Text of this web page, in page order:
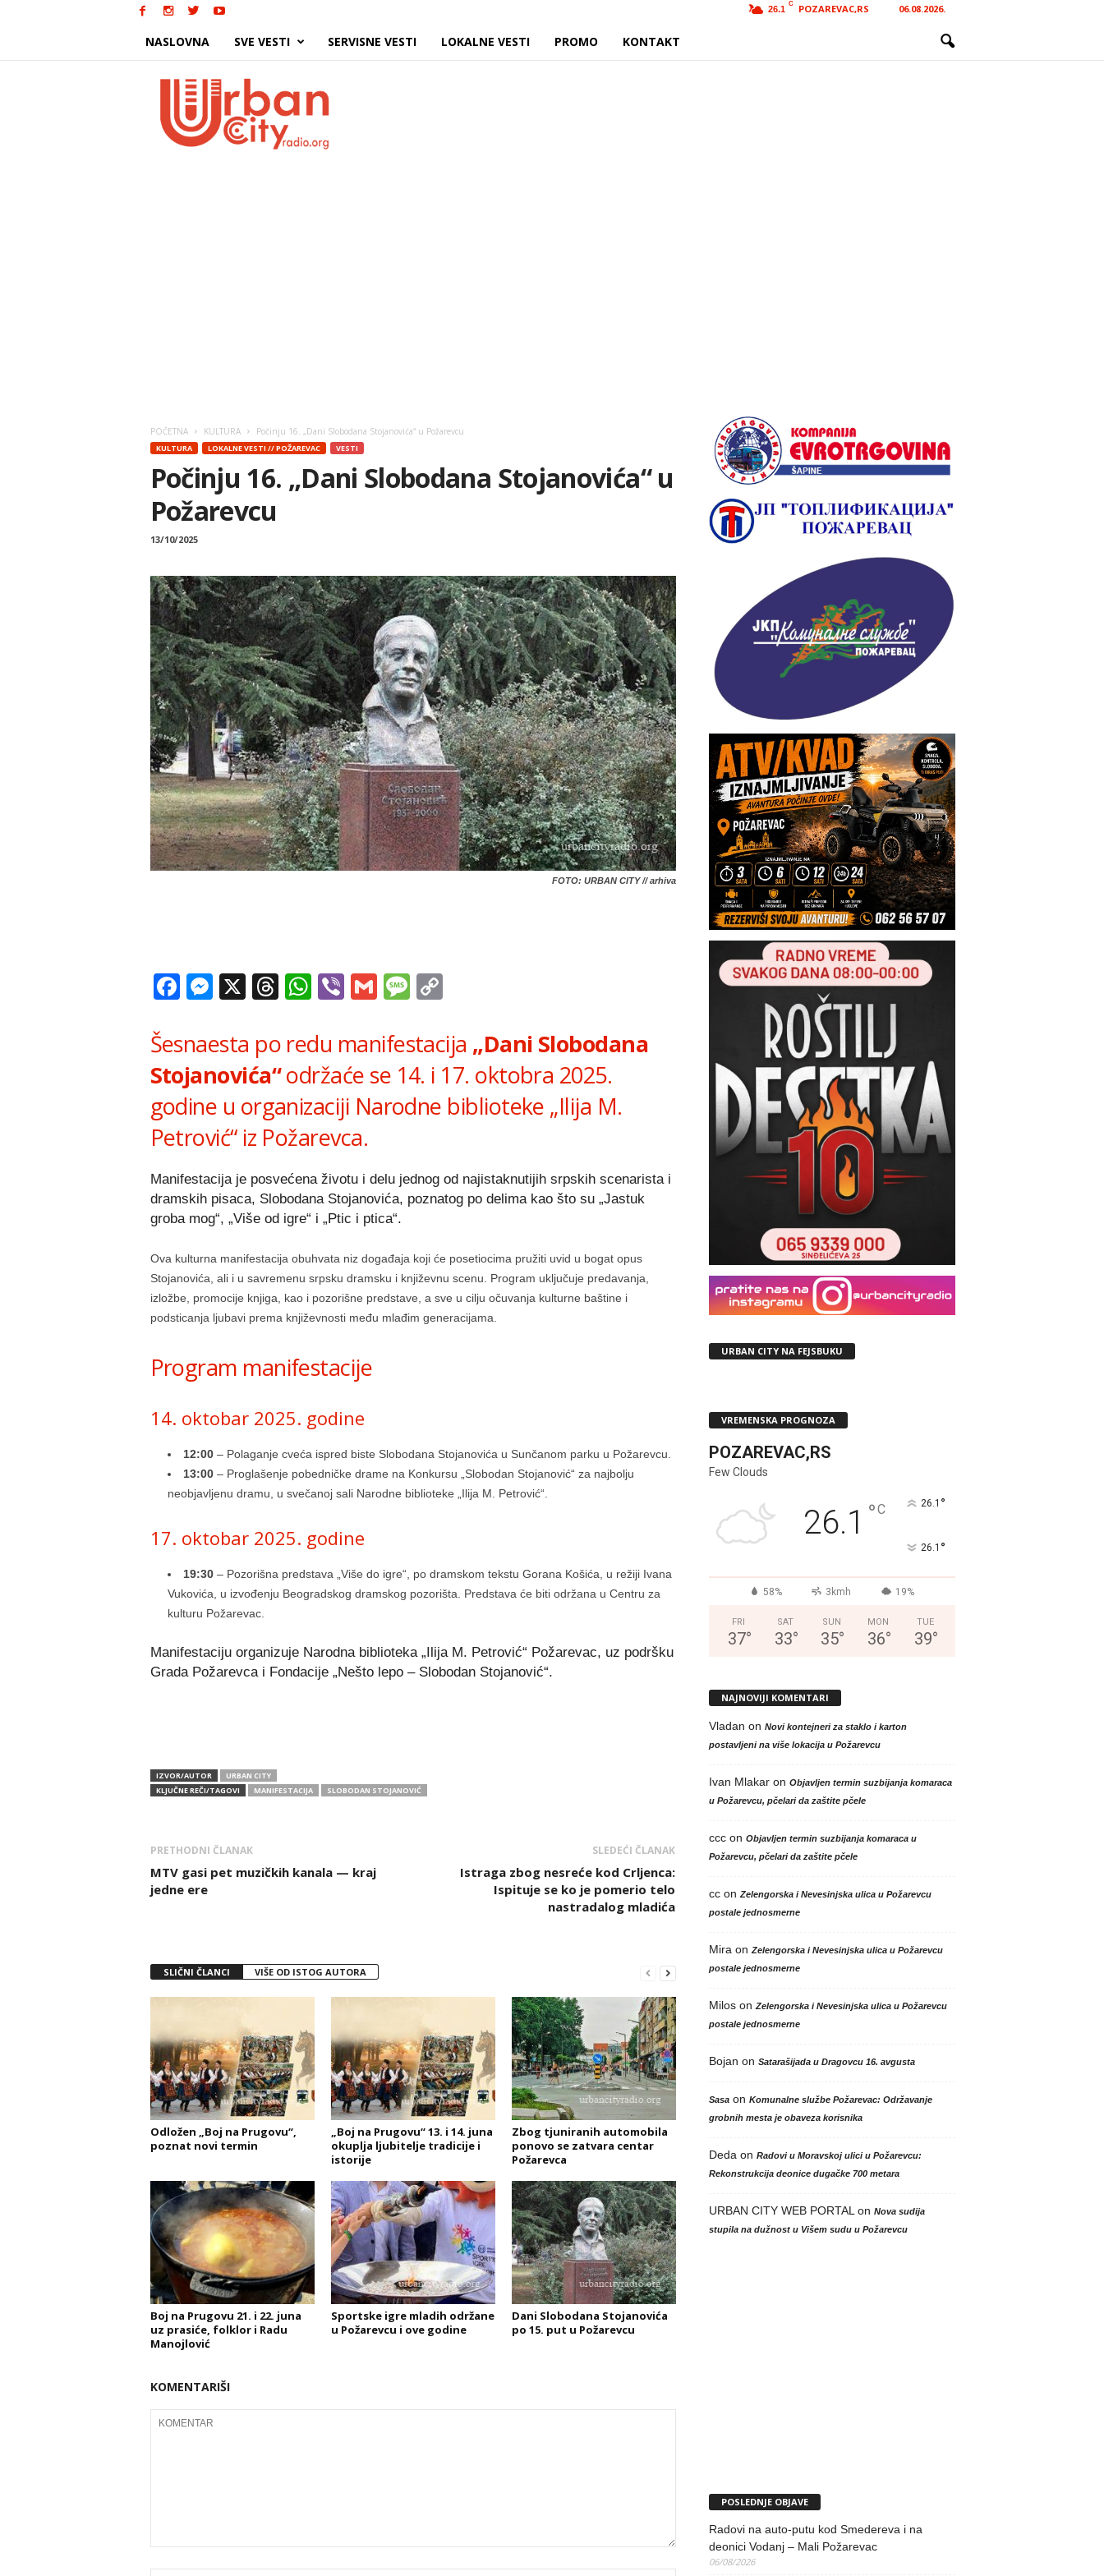
26.1
C POZAREVAC,RS 06.08.2026.
NASLOVNA SVE VESTI SERVISNE VESTI LOKALNE VESTI PROMO KONTAKT
POČETNA KULTURA Počinju 16. „Dani Slobodana Stojanovića“ u Požarevcu
KULTURA LOKALNE VESTI // POŽAREVAC VESTI
Počinju 16. „Dani Slobodana Stojanovića“ u
Požarevcu
13/10/2025
FOTO: URBAN CITY // arhiva
Facebook
Messenger
X Threads
WhatsApp
ViberGmailMessage
Šesnaesta po redu manifestacija „Dani Slobodana
Stojanovića“održaće se 14. i 17. oktobra 2025.
godine u organizaciji Narodne biblioteke „Ilija M.
Petrović“ iz Požarevca.
Manifestacija je posvećena životu i delu jednog od najistaknutijih srpskih scenarista i
dramskih pisaca, Slobodana Stojanovića, poznatog po delima kao što su „Jastuk
groba mog“, „Više od igre“ i „Ptic i ptica“.
Ova kulturna manifestacija obuhvata niz događaja koji će posetiocima pružiti uvid u bogat opus
Stojanovića, ali i u savremenu srpsku dramsku i književnu scenu. Program uključuje predavanja,
izložbe, promocije knjiga, kao i pozorišne predstave, a sve u cilju očuvanja kulturne baštine i
podsticanja ljubavi prema književnosti među mlađim generacijama.
Program manifestacije
14. oktobar 2025. godine
12:00– Polaganje cveća ispred biste Slobodana Stojanovića u Sunčanom parku u Požarevcu.
13:00– Proglašenje pobedničke drame na Konkursu „Slobodan Stojanović“ za najbolju
neobjavljenu dramu, u svečanoj sali Narodne biblioteke „Ilija M. Petrović“.
17. oktobar 2025. godine
19:30– Pozorišna predstava „Više do igre“, po dramskom tekstu Gorana Košića, u režiji Ivana
Vukovića, u izvođenju Beogradskog dramskog pozorišta. Predstava će biti održana u Centru za
kulturu Požarevac.
Manifestaciju organizuje Narodna biblioteka „Ilija M. Petrović“ Požarevac, uz podršku
Grada Požarevca i Fondacije „Nešto lepo – Slobodan Stojanović“.
IZVOR/AUTOR
URBAN CITY
KLJUČNE REČI/TAGOVI
MANIFESTACIJA SLOBODAN STOJANOVIĆ
PRETHODNI ČLANAK
MTV gasi pet muzičkih kanala — kraj
jedne ere
SLEDEĆI ČLANAK
Istraga zbog nesreće kod Crljenca:
Ispituje se ko je pomerio telo
nastradalog mladića
SLIČNI ČLANCI VIŠE OD ISTOG AUTORA
Odložen „Boj na Prugovu“,
poznat novi termin
„Boj na Prugovu“ 13. i 14. juna
okuplja ljubitelje tradicije i
istorije
Zbog tjuniranih automobila
ponovo se zatvara centar
Požarevca
Boj na Prugovu 21. i 22. juna
uz prasiće, folklor i Radu
Manojlović
Sportske igre mladih održane
u Požarevcu i ove godine
Dani Slobodana Stojanovića
po 15. put u Požarevcu
KOMENTARIŠI
URBAN CITY NA FEJSBUKU
VREMENSKA PROGNOZA
POZAREVAC,RS
Few Clouds
26.1 °C 26.1 °
26.1 °
58% 3kmh 19%
FRI
37°
SAT
33°
SUN
35°
MON
36°
TUE
39°
NAJNOVIJI KOMENTARI
Vladan on Novi kontejneri za staklo i karton
postavljeni na više lokacija u Požarevcu
Ivan Mlakaron Objavljen termin suzbijanja komaraca
u Požarevcu, pčelari da zaštite pčele
cccon Objavljen termin suzbijanja komaraca u
Požarevcu, pčelari da zaštite pčele
ccon Zelengorska i Nevesinjska ulica u Požarevcu
postale jednosmerne
Mira on Zelengorska i Nevesinjska ulica u Požarevcu
postale jednosmerne
Miloson Zelengorska i Nevesinjska ulica u Požarevcu
postale jednosmerne
Bojan on Satarašijada u Dragovcu 16. avgusta
Sasaon Komunalne službe Požarevac: Održavanje
grobnih mesta je obaveza korisnika
Deda on Radovi u Moravskoj ulici u Požarevcu:
Rekonstrukcija deonice dugačke 700 metara
URBAN CITY WEB PORTAL on Nova sudija
stupila na dužnost u Višem sudu u Požarevcu
POSLEDNJE OBJAVE
Radovi na auto-putu kod Smedereva i na
deonici Vodanj – Mali Požarevac
06/08/2026